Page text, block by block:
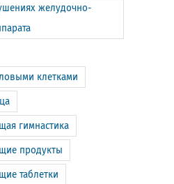
желудочно-
клетками
гимнастика
продукты
таблетки